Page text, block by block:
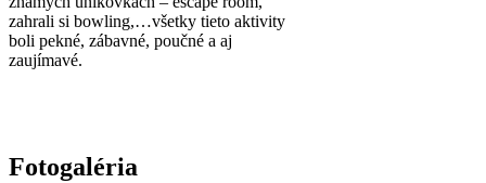
zahrali si bowling,…všetky tieto aktivity
boli pekné, zábavné, poučné a aj
zaujímavé.
Fotogaléria